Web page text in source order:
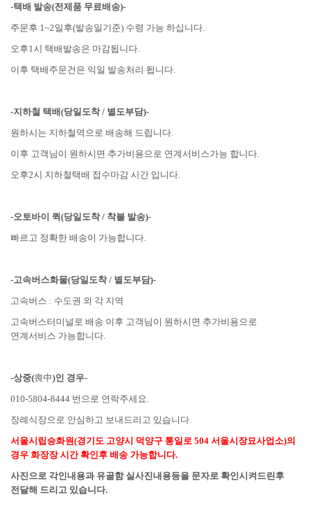
-택배 발송(전제품 무료배송)-
주문후 1~2일후(발송일기준) 수령 가능 하십니다.
오후1시 택배발송은 마감됩니다.
이후 택배주문건은 익일 발송처리 됩니다.
-지하철 택배(당일도착 / 별도부담)-
원하시는 지하철역으로 배송해 드립니다.
이후 고객님이 원하시면 추가비용으로 연계서비스가능 합니다.
오후2시 지하철택배 접수마감 시간 입니다.
-오토바이 퀵(당일도착 / 착불 발송)-
빠르고 정확한 배송이 가능합니다.
-고속버스화물(당일도착 / 별도부담)-
고속버스 : 수도권 외 각 지역
고속버스터미널로 배송 이후 고객님이 원하시면 추가비용으로
연계서비스 가능합니다.
-상중(喪中)인 경우-
010-5804-8444 번으로 연락주세요.
장례식장으로 안심하고 보내드리고 있습니다.
서울시립승화원(경기도 고양시 덕양구 통일로 504 서울시장묘사업소)의
경우 화장장 시간 확인후 배송 가능합니다.
사진으로 각인내용과 유골함 실사진내용등을 문자로 확인시켜드린후
전달해 드리고 있습니다.